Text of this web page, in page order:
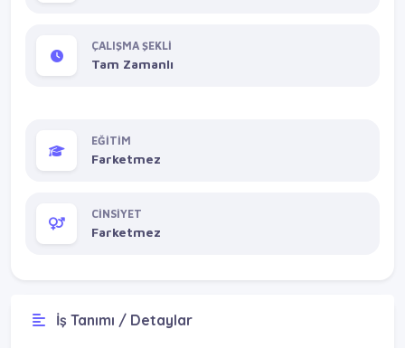
ÇALIŞMA ŞEKLİ
Tam Zamanlı
EĞİTİM
Farketmez
CİNSİYET
Farketmez
İş Tanımı / Detaylar